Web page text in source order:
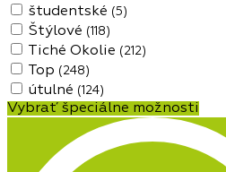
študentské (5)
Štýlové (118)
Tiché Okolie (212)
Top (248)
útulné (124)
Vybrať špeciálne možnosti